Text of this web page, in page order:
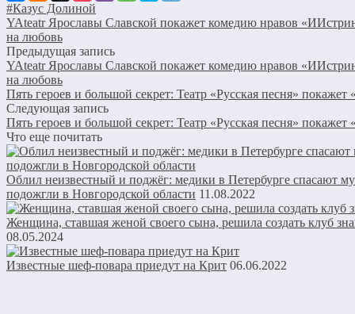
#Казус Долиной
YAteatr Ярославы Славской покажет комедию нравов
на любовь
Предыдущая запись
YAteatr Ярославы Славской покажет комедию нравов
на любовь
Пять героев и большой секрет: Театр «Русская песня»
Следующая запись
Пять героев и большой секрет: Театр «Русская песня»
Что еще почитать
Облил неизвестный и поджёг: медики в Петербурге спасают
подожгли в Новгородской области 11.08.2022
Женщина, ставшая женой своего сына, решила создать клуб
08.05.2024
Известные шеф-повара приедут на Крит 06.06.2022